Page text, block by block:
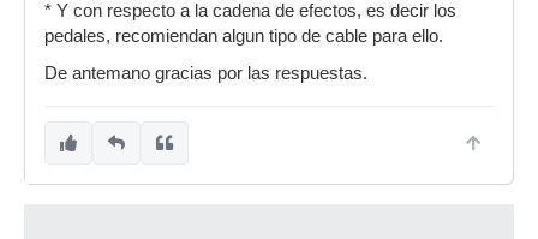
* Y con respecto a la cadena de efectos, es decir los
pedales, recomiendan algun tipo de cable para ello.
De antemano gracias por las respuestas.